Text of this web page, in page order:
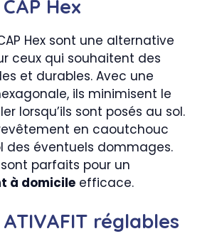
Hex
Hex sont une alternative
ceux qui souhaitent des
et durables. Avec une
ils minimisent le
lorsqu’ils sont posés au sol.
en caoutchouc
des éventuels dommages.
parfaits pour un
à domicile efficace.
réglables